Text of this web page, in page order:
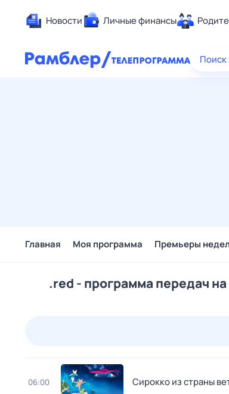
Новости Личные финансы
Поиск
Главная Моя программа Премьеры
.red - программа передач
06:00 Сирокко из страны